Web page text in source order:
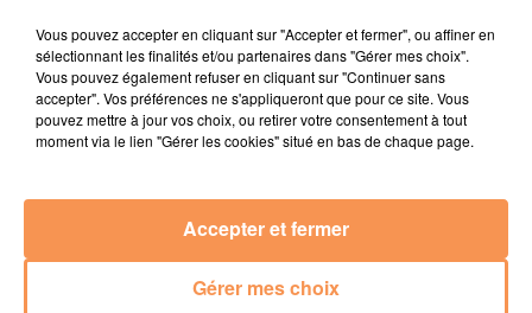
22h30
22h30 22h27
22h27
Je Pense À Vous
22h24
22h24
Vous pouvez accepter en cliquant sur "Accepter et fermer", ou affiner en
sélectionnant les finalités et/ou partenaires dans "Gérer mes choix".
Vous pouvez également refuser en cliquant sur "Continuer sans
accepter". Vos préférences ne s'appliqueront que pour ce site. Vous
pouvez mettre à jour vos choix, ou retirer votre consentement à tout
moment via le lien "Gérer les cookies" situé en bas de chaque page.
Gérer mes choix
Accepter et fermer